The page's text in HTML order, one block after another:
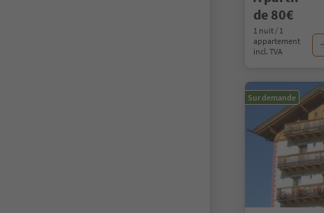
de 80€
1 nuit / 1
appartement
incl. TVA
Sur demande